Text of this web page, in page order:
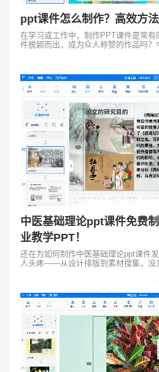
ppt课件怎么制作？高效方
在学习或工作中，制作PPT课件是常
件脱颖而出，成为众人称赞的作品吗？
中医基础理论ppt课件免费
业教学PPT！
还在为如何制作中医基础理论ppt课件
人头疼——从设计排版到素材搜集，没